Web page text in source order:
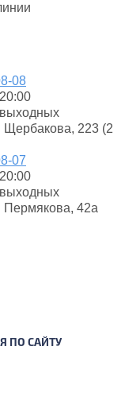
08
Щербакова, 223 (2
07
Пермякова, 42а
ПО САЙТУ